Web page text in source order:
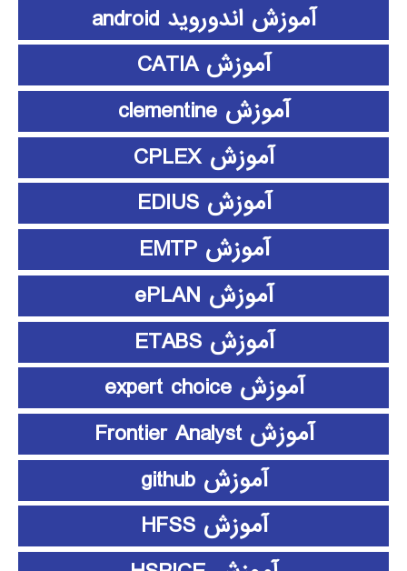
آموزش اندوروید android
آموزش CATIA
آموزش clementine
آموزش CPLEX
آموزش EDIUS
آموزش EMTP
آموزش ePLAN
آموزش ETABS
آموزش expert choice
آموزش Frontier Analyst
آموزش github
آموزش HFSS